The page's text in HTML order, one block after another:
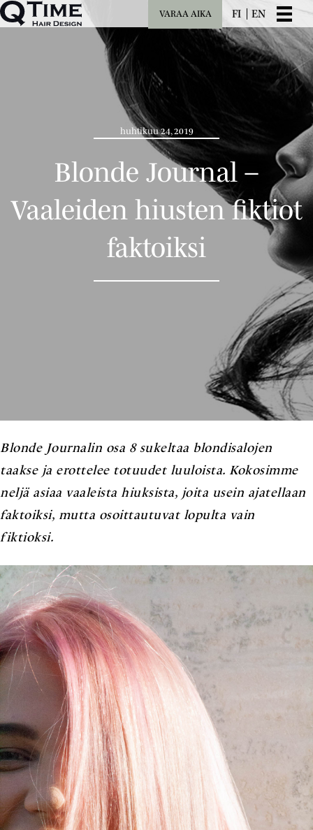
VARAA AIKA FI EN
huhtikuu 24, 2019
Blonde Journal –
Vaaleiden hiusten fiktiot
faktoiksi
Blonde Journalin osa 8 sukeltaa blondisalojen
taakse ja erottelee totuudet luuloista. Kokosimme
neljä asiaa vaaleista hiuksista, joita usein ajatellaan
faktoiksi, mutta osoittautuvat lopulta vain
fiktioksi.